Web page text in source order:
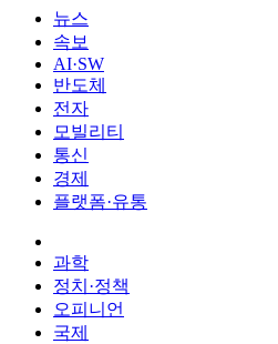
뉴스
속보
AI·SW
반도체
전자
모빌리티
통신
경제
플랫폼·유통
과학
정치·정책
오피니언
국제